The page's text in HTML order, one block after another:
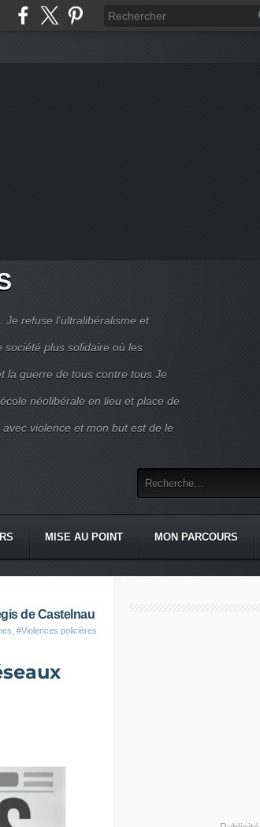
Je refuse l'ultralibéralisme et
plus solidaire où les
la guerre de tous contre tous Je
néolibérale en lieu et place de
violence et mon but est de le
MISE AU POINT MON PARCOURS
de Castelnau
#Violences policières